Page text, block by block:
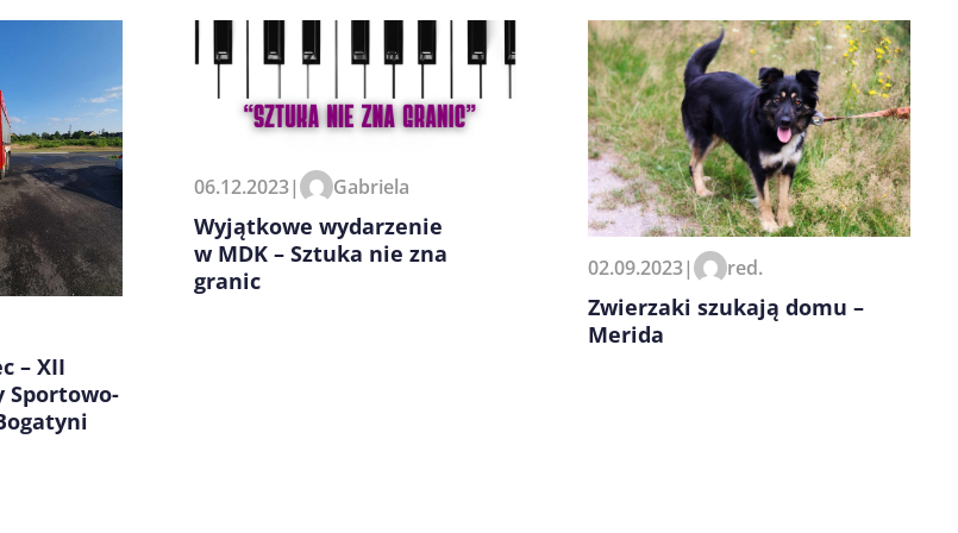
pisania
– XII
Sportowo-
06.12.2023| Gabriela
Wyjątkowe wydarzenie
w MDK – Sztuka nie zna
granic
02.09.2023| red.
Zwierzaki szukają domu –
Merida